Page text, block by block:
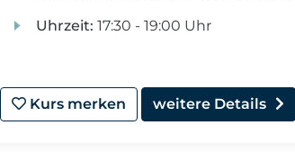
Uhrzeit: 17:30 - 19:00 Uhr
Kurs merken weitere Details